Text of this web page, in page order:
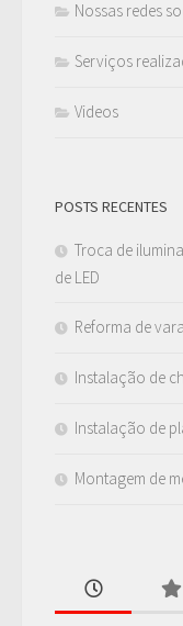
Nossas redes
Serviços
Videos
POSTS RECENTES
Troca de
de LED
Reforma de
Instalação de
Instalação de
Montagem de